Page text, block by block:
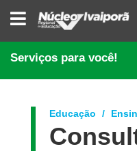
NÚCLEO
REGIONAL
EDUCAÇÃO
DE
IVAIPORÃ
Serviços para você!
Educação